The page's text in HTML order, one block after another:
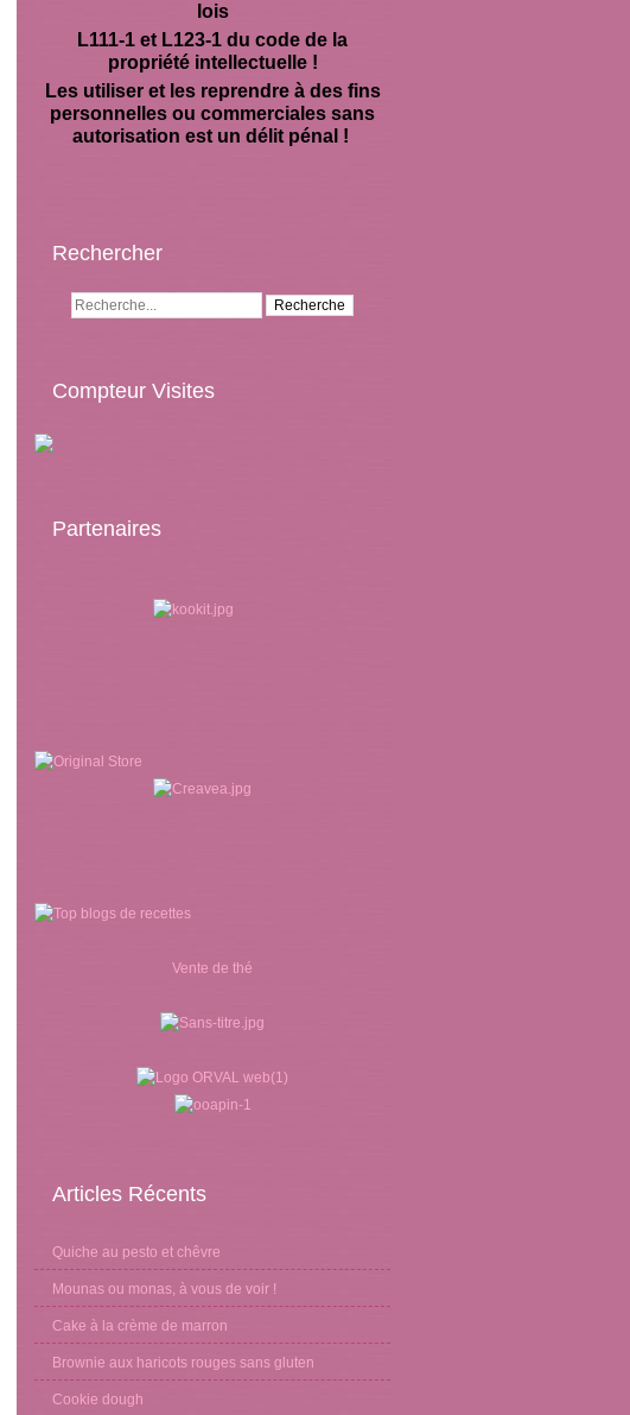
lois
L111-1 et L123-1 du code de la
propriété intellectuelle !
Les utiliser et les reprendre à des fins
personnelles ou commerciales sans
autorisation est un délit pénal !
Rechercher
Compteur Visites
Partenaires
Vente de thé
Articles Récents
Quiche au pesto et chêvre
Mounas ou monas, à vous de voir !
Cake à la crème de marron
Brownie aux haricots rouges sans gluten
Cookie dough